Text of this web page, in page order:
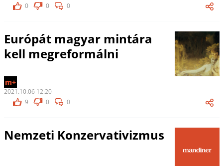
0
0 0
Európát magyar mintára
kell megreformálni
m+
2021.10.06 12:20
9
0 0
Nemzeti Konzervativizmus